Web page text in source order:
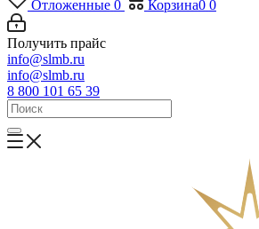
Отложенные 0 Корзина0 0
Получить прайс
info@slmb.ru
info@slmb.ru
8 800 101 65 39